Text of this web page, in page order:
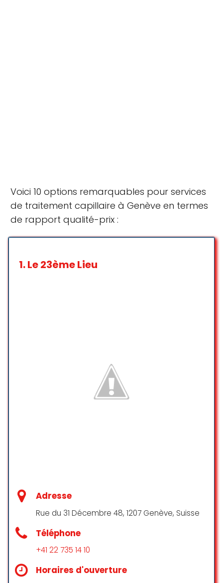
Voici 10 options remarquables pour services
de traitement capillaire à Genève en termes
de rapport qualité-prix :
1.Le 23ème Lieu
Adresse
Rue du 31 Décembre 48, 1207 Genève, Suisse
Téléphone
+41 22 735 14 10
Horaires d'ouverture